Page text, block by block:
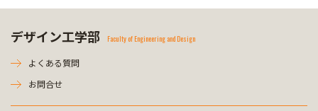
デザイン工学部 Faculty of Engineering and Design
よくある質問
お問合せ